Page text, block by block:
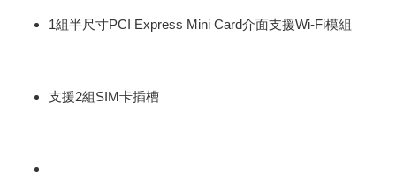
1組半尺寸PCI Express Mini Card介面支援Wi-Fi模組
支援2組SIM卡插槽